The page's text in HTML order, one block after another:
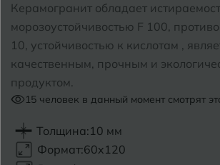
Керамогранит обладает
морозоустойчивостью F 100,
10, устойчивостью к кислотам ,
качественным, прочным и
продуктом.
15 человек в данный момент смотрят
Толщина:10 мм
Формат:60x120
Б
Белгород
Белореченск
Брянск
Р